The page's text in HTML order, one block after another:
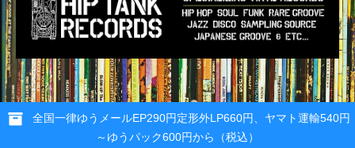
全国一律ゆうメールEP290円定形外LP660円、ヤマト運輸540円
～ゆうパック600円から（税込）